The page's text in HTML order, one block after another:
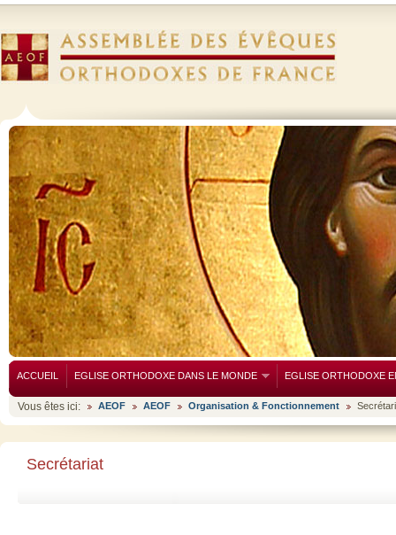
ACCUEIL EGLISE ORTHODOXE DANS LE MONDE EGLISE ORTHODOXE
Vous êtes ici: AEOF AEOF Organisation & Fonctionnement
Secrétariat